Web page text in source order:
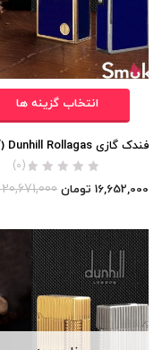
انتخاب گزینه ها
(0)
16,652,000 تومان 20,671,000